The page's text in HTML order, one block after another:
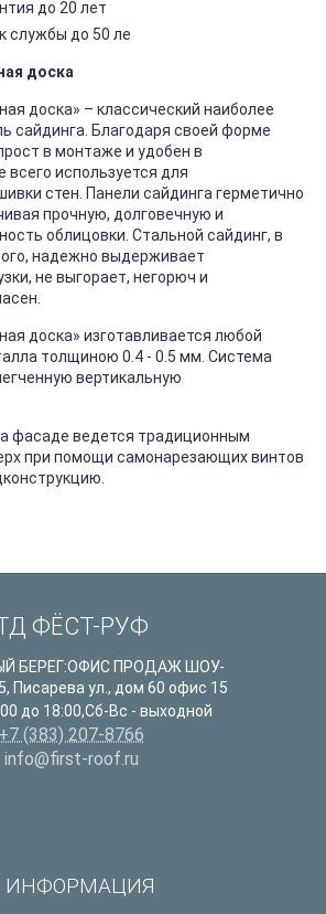
до 20 лет
службы до 50 ле
доска
доска» – классический наиболее
сайдинга. Благодаря своей форме
в монтаже и удобен в
используется для
стен. Панели сайдинга герметично
прочную, долговечную и
облицовки. Стальной сайдинг, в
надежно выдерживает
не выгорает, негорюч и
доска» изготавливается любой
толщиною 0.4 - 0.5 мм. Система
вертикальную
фасаде ведется традиционным
при помощи самонарезающих винтов
ФЁСТ-РУФ
БЕРЕГ:ОФИС ПРОДАЖ ШОУ-
, Писарева ул., дом 60 офис 15
до 18:00,Сб-Вс - выходной
+7 (383) 207-8766
info@first-roof.ru
ИНФОРМАЦИЯ